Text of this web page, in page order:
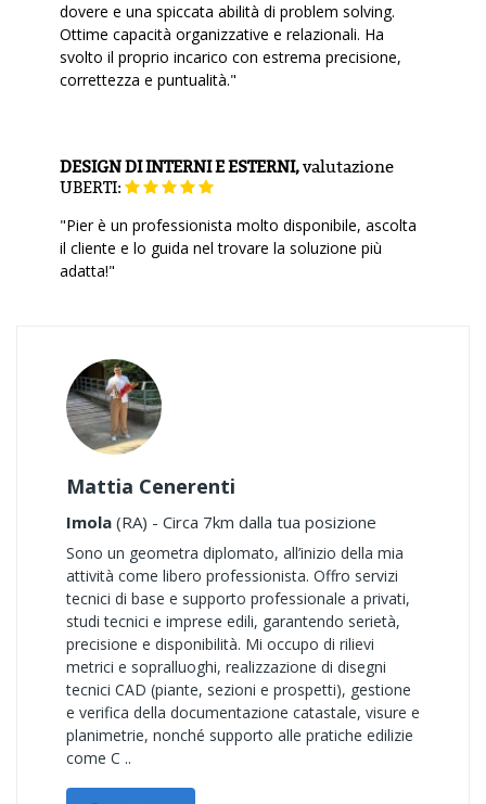
dovere e una spiccata abilità di problem solving.
Ottime capacità organizzative e relazionali. Ha
svolto il proprio incarico con estrema precisione,
correttezza e puntualità."
DESIGN DI INTERNI E ESTERNI,valutazione
UBERTI:
"Pier è un professionista molto disponibile, ascolta
il cliente e lo guida nel trovare la soluzione più
adatta!"
Mattia Cenerenti
Imola (RA) - Circa 7km dalla tua posizione
Sono un geometra diplomato, all’inizio della mia
attività come libero professionista. Offro servizi
tecnici di base e supporto professionale a privati,
studi tecnici e imprese edili, garantendo serietà,
precisione e disponibilità. Mi occupo di rilievi
metrici e sopralluoghi, realizzazione di disegni
tecnici CAD (piante, sezioni e prospetti), gestione
e verifica della documentazione catastale, visure e
planimetrie, nonché supporto alle pratiche edilizie
come C ..